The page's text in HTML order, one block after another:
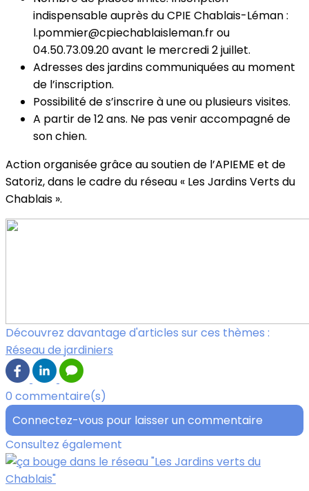
indispensable auprès du CPIE Chablais-Léman :
l.pommier@cpiechablaisleman.fr ou
04.50.73.09.20 avant le mercredi 2 juillet.
Adresses des jardins communiquées au moment
de l’inscription.
Possibilité de s’inscrire à une ou plusieurs visites.
A partir de 12 ans. Ne pas venir accompagné de
son chien.
Action organisée grâce au soutien de l’APIEME et de
Satoriz, dans le cadre du réseau « Les Jardins Verts du
Chablais ».
Découvrez davantage d'articles sur ces thèmes :
Réseau de jardiniers
0 commentaire(s)
Connectez-vous pour laisser un commentaire
Consultez également